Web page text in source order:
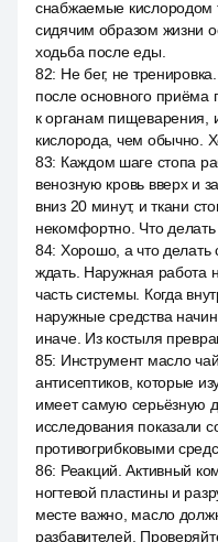
снабжаемые кислородом
сидячим образом жизни
ходьба после еды.
82: Не бег, не
после основного приёма
к органам
кислорода, чем обычно.
83: Каждом шаге стопа
венозную кровь вверх и
вниз 20 минут, и ткани
некомфортно. Что
84: Хорошо, а что делать
ждать. Наружная работа
часть системы. Когда
наружные средства
иначе. Из костыля
85: Инструмент масло
антисептиков, которые
имеет самую серьёзную
исследования показали
противогрибковыми
86: Реакций. Активный
ногтевой пластины и
месте важно, масло
разбавителей.